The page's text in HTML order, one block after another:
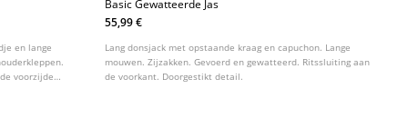
en lange
voorzijde
Basic Gewatteerde Jas
55,99 €
Lang donsjack met opstaande kraag en capuchon. Lange
mouwen. Zijzakken. Gevoerd en gewatteerd. Ritssluiting aan
de voorkant. Doorgestikt detail.